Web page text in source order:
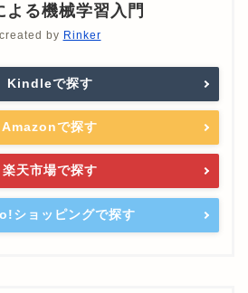
よる機械学習入門
created by Rinker
Kindleで探す
Amazonで探す
楽天市場で探す
ショッピングで探す